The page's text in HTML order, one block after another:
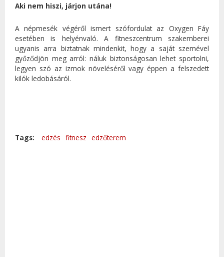
Aki nem hiszi, járjon utána!
A népmesék végéről ismert szófordulat az Oxygen Fáy
esetében is helyénvaló. A fitneszcentrum szakemberei
ugyanis arra biztatnak mindenkit, hogy a saját szemével
győződjön meg arról: náluk biztonságosan lehet sportolni,
legyen szó az izmok növeléséről vagy éppen a felszedett
kilók ledobásáról.
Tags: edzés fitnesz edzőterem